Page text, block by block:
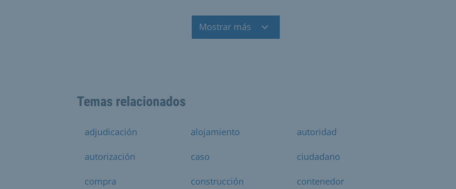
Mostrar más
Temas relacionados
adjudicación alojamiento autoridad
autorización caso ciudadano
compra construcción contenedor